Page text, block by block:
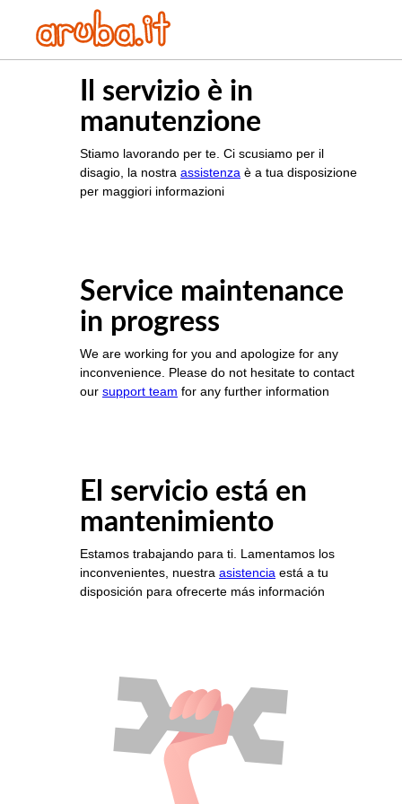
Il servizio è in
manutenzione
Stiamo lavorando per te. Ci scusiamo per il
disagio, la nostra assistenza è a tua disposizione
per maggiori informazioni
Service maintenance
in progress
We are working for you and apologize for any
inconvenience. Please do not hesitate to contact
our support team for any further information
El servicio está en
mantenimiento
Estamos trabajando para ti. Lamentamos los
inconvenientes, nuestra asistencia está a tu
disposición para ofrecerte más información